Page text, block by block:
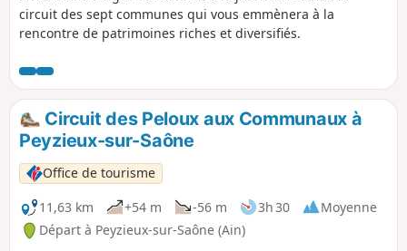
circuit des sept communes qui vous emmènera à la
rencontre de patrimoines riches et diversifiés.
Circuit des Peloux aux Communaux à
Peyzieux-sur-Saône
Office de tourisme
11,63 km
+54 m -56 m 3h 30
Moyenne
Départ à Peyzieux-sur-Saône (Ain)